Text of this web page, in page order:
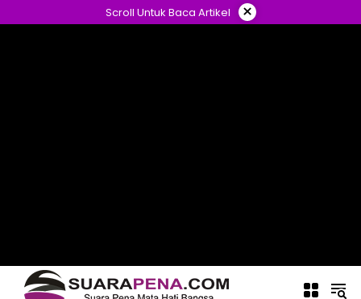
ke
Scroll Untuk Baca Artikel ×